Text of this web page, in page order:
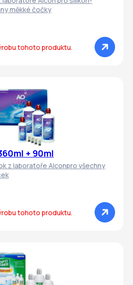
měkké čočky
tohoto produktu.
+ 90ml
z laboratoře Alconpro všechny
tohoto produktu.